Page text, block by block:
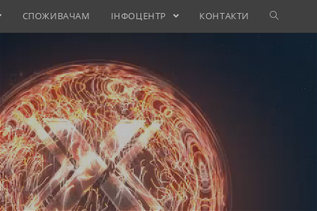
СПОЖИВАЧАМ ІНФОЦЕНТР КОНТАКТИ